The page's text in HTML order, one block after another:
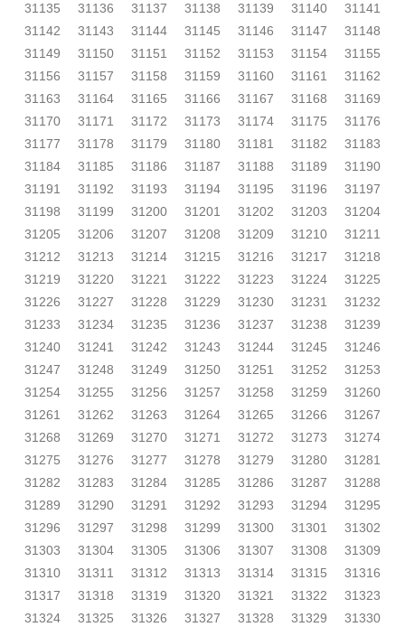
31135
31136 31137 31138 31139 31140
31141
31142
31143 31144 31145 31146 31147
31148
31149
31150 31151 31152 31153 31154
31155
31156
31157 31158 31159 31160 31161
31162
31163
31164 31165 31166 31167 31168
31169
31170
31171 31172 31173 31174 31175
31176
31177
31178 31179 31180 31181 31182
31183
31184
31185 31186 31187 31188 31189
31190
31191
31192 31193 31194 31195 31196
31197
31198
31199 31200 31201 31202 31203
31204
31205
31206 31207 31208 31209 31210
31211
31212
31213 31214 31215 31216 31217
31218
31219
31220 31221 31222 31223 31224
31225
31226
31227 31228 31229 31230 31231
31232
31233
31234 31235 31236 31237 31238
31239
31240
31241 31242 31243 31244 31245
31246
31247
31248 31249 31250 31251 31252
31253
31254
31255 31256 31257 31258 31259
31260
31261
31262 31263 31264 31265 31266
31267
31268
31269 31270 31271 31272 31273
31274
31275
31276 31277 31278 31279 31280
31281
31282
31283 31284 31285 31286 31287
31288
31289
31290 31291 31292 31293 31294
31295
31296
31297 31298 31299 31300 31301
31302
31303
31304 31305 31306 31307 31308
31309
31310
31311 31312 31313 31314 31315
31316
31317
31318 31319 31320 31321 31322
31323
31324
31325 31326 31327 31328 31329
31330